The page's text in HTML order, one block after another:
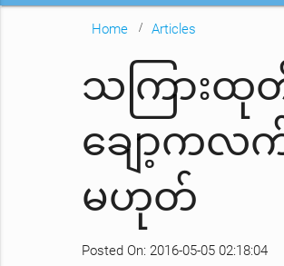
Home Articles
သကြားထု
ချော့ကလ
မဟုတ်
Posted On: 2016-05-05 02:18:04